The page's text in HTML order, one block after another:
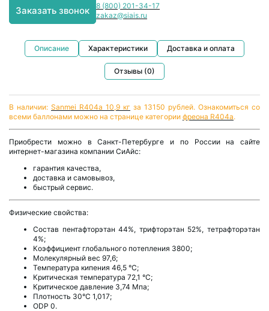
Заказать звонок
8 (800) 201-34-17
zakaz@siais.ru
Описание Характеристики Доставка и оплата
Отзывы (0)
В наличии: Sanmei R404a 10,9 кг за 13150 рублей. Ознакомиться со
всеми баллонами можно на странице категории фреона R404а.
Приобрести можно в Санкт-Петербурге и по России на сайте
интернет-магазина компании СиАйс:
гарантия качества,
доставка и самовывоз,
быстрый сервис.
Физические свойства:
Состав пентафторэтан 44%, трифторэтан 52%, тетрафторэтан
4%;
Коэффициент глобального потепления 3800;
Молекулярный вес 97,6;
Температура кипения 46,5 °С;
Критическая температура 72,1 °С;
Критическое давление 3,74 Мпа;
Плотность 30°С 1,017;
ODP 0.